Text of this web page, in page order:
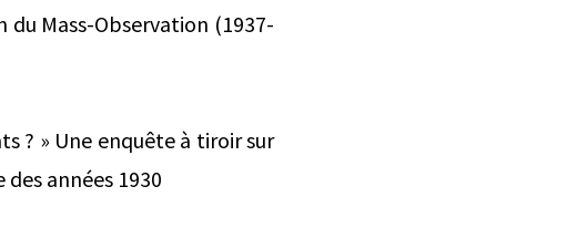
Mass-Observation (1937-
? » Une enquête à tiroir sur
années 1930